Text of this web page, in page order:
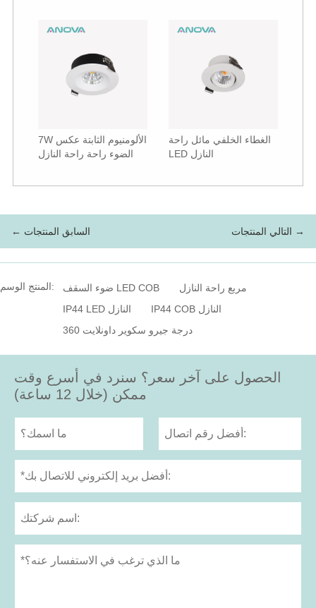
7W الألومنيوم الثابتة عكس
الضوء راحة راحة النازل
الغطاء الخلفي مائل راحة
LED النازل
← السابق المنتجات التالي المنتجات →
المنتج الوسم: ضوء السقف LED COB
مربع راحة النازل
IP44 LED النازل
IP44 COB النازل
360 درجة جيرو سكوير داونلايت
الحصول على آخر سعر؟ سنرد في أسرع وقت
ممكن (خلال 12 ساعة)